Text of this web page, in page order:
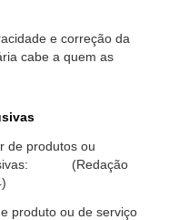
e correção da
cabe a quem as
de produtos ou
(Redação
produto ou de serviço